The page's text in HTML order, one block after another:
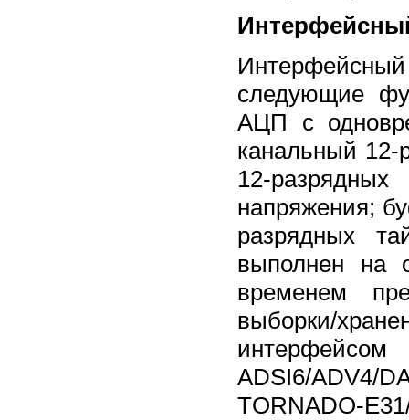
следующие
АЦП с
канальный
12-
напряжения;
разрядных
выполнен на
временем
выборки/
АDSI6/ADV4/
TORNADO-